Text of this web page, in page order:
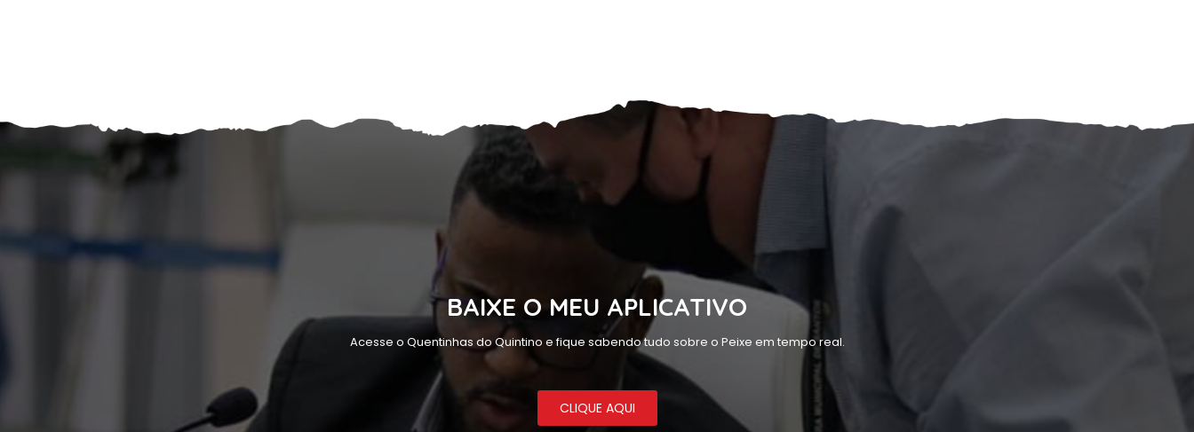
BAIXE O MEU APLICATIVO
Acesse o Quentinhas do Quintino e fique sabendo tudo sobre o Peixe em tempo real.
CLIQUE AQUI